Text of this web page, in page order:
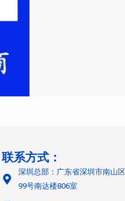
联系方式：
深圳总部：广东省深圳市南山
99号南达楼806室